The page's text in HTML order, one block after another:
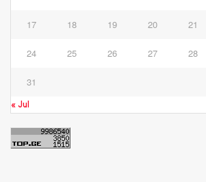
17 18 19 20 21
24 25 26 27 28
31
« Jul